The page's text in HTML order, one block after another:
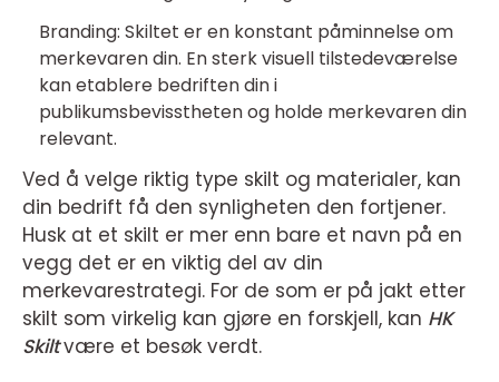
Branding: Skiltet er en konstant påminnelse om
merkevaren din. En sterk visuell tilstedeværelse
kan etablere bedriften din i
publikumsbevisstheten og holde merkevaren din
relevant.
Ved å velge riktig type skilt og materialer, kan
din bedrift få den synligheten den fortjener.
Husk at et skilt er mer enn bare et navn på en
vegg det er en viktig del av din
merkevarestrategi. For de som er på jakt etter
skilt som virkelig kan gjøre en forskjell, kan HK
Skiltvære et besøk verdt.